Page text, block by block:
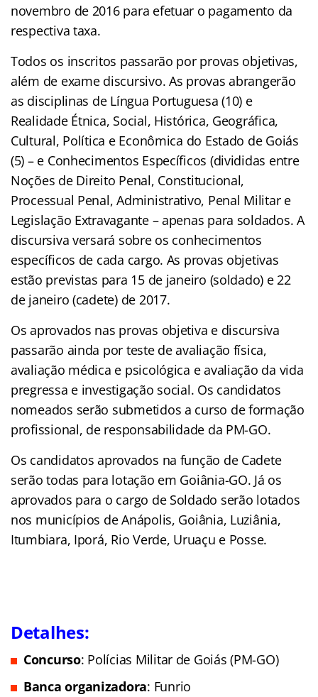
novembro de 2016 para efetuar o pagamento da
respectiva taxa.
Todos os inscritos passarão por provas objetivas,
além de exame discursivo. As provas abrangerão
as disciplinas de Língua Portuguesa (10) e
Realidade Étnica, Social, Histórica, Geográfica,
Cultural, Política e Econômica do Estado de Goiás
(5) – e Conhecimentos Específicos (divididas entre
Noções de Direito Penal, Constitucional,
Processual Penal, Administrativo, Penal Militar e
Legislação Extravagante – apenas para soldados. A
discursiva versará sobre os conhecimentos
específicos de cada cargo. As provas objetivas
estão previstas para 15 de janeiro (soldado) e 22
de janeiro (cadete) de 2017.
Os aprovados nas provas objetiva e discursiva
passarão ainda por teste de avaliação física,
avaliação médica e psicológica e avaliação da vida
pregressa e investigação social. Os candidatos
nomeados serão submetidos a curso de formação
profissional, de responsabilidade da PM-GO.
Os candidatos aprovados na função de Cadete
serão todas para lotação em Goiânia-GO. Já os
aprovados para o cargo de Soldado serão lotados
nos municípios de Anápolis, Goiânia, Luziânia,
Itumbiara, Iporá, Rio Verde, Uruaçu e Posse.
Detalhes:
Concurso: Polícias Militar de Goiás (PM-GO)
Banca organizadora: Funrio